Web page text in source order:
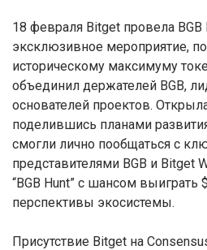
18 февраля Bitget провела BGB
эксклюзивное мероприятие,
историческому максимуму
объединил держателей BGB,
основателей проектов.
поделившись планами
смогли лично пообщаться с
представителями BGB и Bitget
“BGB Hunt” с шансом выиграть
перспективы экосистемы.
Присутствие Bitget на